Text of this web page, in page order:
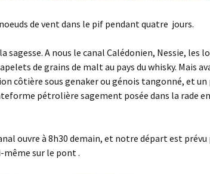
de vent dans le pif pendant quatre jours.
sagesse. A nous le canal Calédonien, Nessie, les
de grains de malt au pays du whisky. Mais
côtière sous genaker ou génois tangonné, et
pétrolière sagement posée dans la rade
ouvre à 8h30 demain, et notre départ est prévu
même sur le pont .